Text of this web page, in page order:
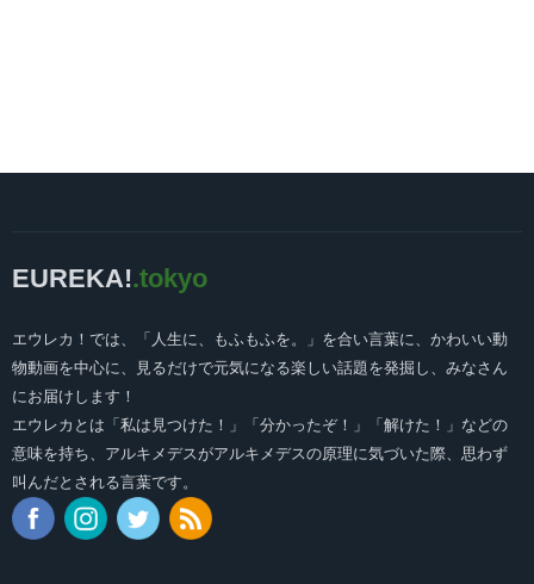
EUREKA!.tokyo
エウレカ！では、「人生に、もふもふを。」を合い言葉に、かわいい動
物動画を中心に、見るだけで元気になる楽しい話題を発掘し、みなさん
にお届けします！
エウレカとは「私は見つけた！」「分かったぞ！」「解けた！」などの
意味を持ち、アルキメデスがアルキメデスの原理に気づいた際、思わず
叫んだとされる言葉です。